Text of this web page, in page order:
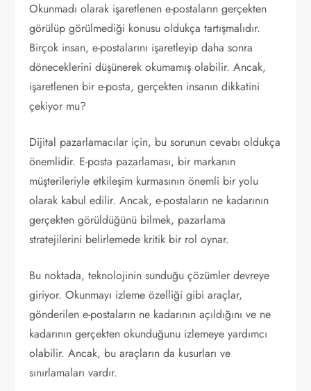
Okunmadı olarak işaretlenen e-postaların gerçekten
görülüp görülmediği konusu oldukça tartışmalıdır.
Birçok insan, e-postalarını işaretleyip daha sonra
döneceklerini düşünerek okumamış olabilir. Ancak,
işaretlenen bir e-posta, gerçekten insanın dikkatini
çekiyor mu?
Dijital pazarlamacılar için, bu sorunun cevabı oldukça
önemlidir. E-posta pazarlaması, bir markanın
müşterileriyle etkileşim kurmasının önemli bir yolu
olarak kabul edilir. Ancak, e-postaların ne kadarının
gerçekten görüldüğünü bilmek, pazarlama
stratejilerini belirlemede kritik bir rol oynar.
Bu noktada, teknolojinin sunduğu çözümler devreye
giriyor. Okunmayı izleme özelliği gibi araçlar,
gönderilen e-postaların ne kadarının açıldığını ve ne
kadarının gerçekten okunduğunu izlemeye yardımcı
olabilir. Ancak, bu araçların da kusurları ve
sınırlamaları vardır.